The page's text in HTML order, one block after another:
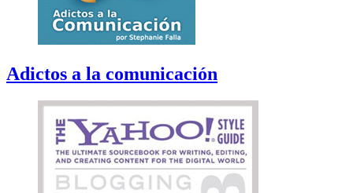
Adictos a la comunicación